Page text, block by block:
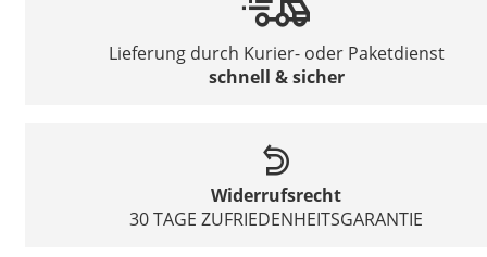
Lieferung durch Kurier- oder Paketdienst
schnell & sicher
Widerrufsrecht
30 TAGE ZUFRIEDENHEITSGARANTIE